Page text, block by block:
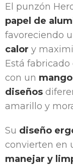
El punzón
papel de
favoreciendo
calor y
Está fabricado
con un
diseños
amarillo y
Su diseño
convierten en
manejar y